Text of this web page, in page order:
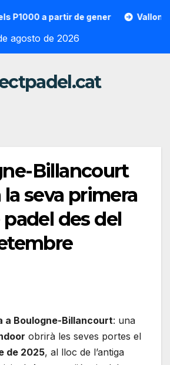
a partir de gener Vallon
agosto de 2026
Billancourt
seva primera
padel des del
a Boulogne-Billancourt: una
obrirà les seves portes el
de 2025, al lloc de l’antiga